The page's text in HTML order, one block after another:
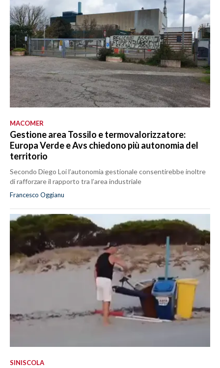
MACOMER
Gestione area Tossilo e termovalorizzatore:
Europa Verde e Avs chiedono più autonomia del
territorio
Secondo Diego Loi l’autonomia gestionale consentirebbe inoltre
di rafforzare il rapporto tra l’area industriale
Francesco Oggianu
SINISCOLA